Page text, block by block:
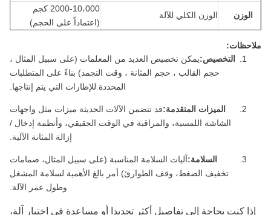
الوزن الوزن الكلي للآلة
2000-10،000 كجم
(اعتماداً على الحجم)
ملاحظات:
التخصيص:يمكن تخصيص العديد من المعلمات (على سبيل المثال ،
حجم القالب ، حجم المثانة ، وقت التجمد) بناءً على المتطلبات
المحددة للإطارات التي يتم إنتاجها.
الميزات المتقدمة:قد تتضمن الآلات الحديثة ميزات مثل واجهات
الشاشة اللمسية، والمراقبة في الوقت الحقيقي، وأنظمة إدخال /
إزالة المثانة الآلية.
السلامة:آليات السلامة المناسبة (على سبيل المثال، صمامات
تخفيف الضغط، وقف الطوارئ) أمر بالغ الأهمية لسلامة المشغل
وطول عمر الآلة.
إذا كنت بحاجة إلى تفاصيل أكثر تحديدا أو مساعدة في اختيار آلة،